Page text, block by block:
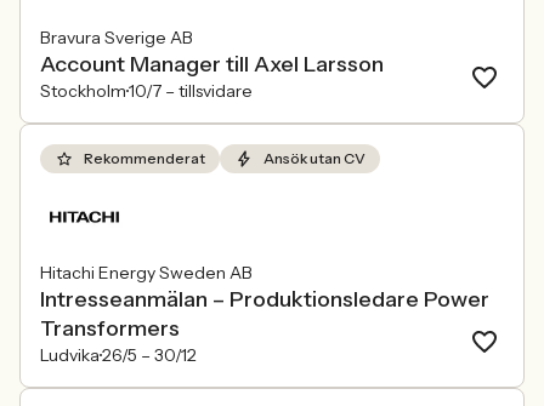
Bravura Sverige AB
Account Manager till Axel Larsson
Stockholm10/7 – tillsvidare
Rekommenderat Ansök utan CV
Hitachi Energy Sweden AB
Intresseanmälan – Produktionsledare Power
Transformers
Ludvika26/5 – 30/12